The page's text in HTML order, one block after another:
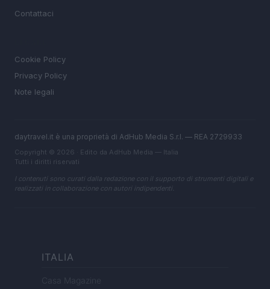
Contattaci
Cookie Policy
Privacy Policy
Note legali
daytravel.it è una proprietà di AdHub Media S.r.l. — REA 2729933
Copyright © 2026 · Edito da AdHub Media — Italia
Tutti i diritti riservati
I contenuti sono curati dalla redazione con il supporto di strumenti digitali e
realizzati in collaborazione con autori indipendenti.
ITALIA
Casa Magazine